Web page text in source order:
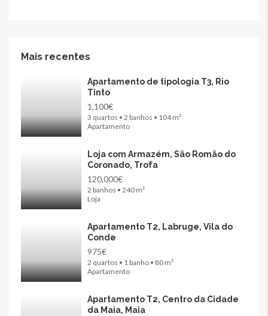
Mais recentes
Apartamento de tipologia T3, Rio
Tinto
1,100€
3 quartos • 2 banhos • 104 m²
Apartamento
Loja com Armazém, São Romão do
Coronado, Trofa
120,000€
2 banhos • 240 m²
Loja
Apartamento T2, Labruge, Vila do
Conde
975€
2 quartos • 1 banho • 80 m²
Apartamento
Apartamento T2, Centro da Cidade
da Maia, Maia